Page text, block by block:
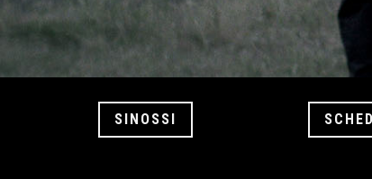
SINOSSI